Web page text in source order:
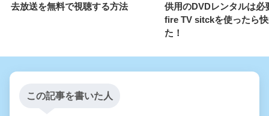
去放送を無料で視聴する方法
供用のDVDレンタルは必
fire TV sitckを使ったら
た！
この記事を書いた人